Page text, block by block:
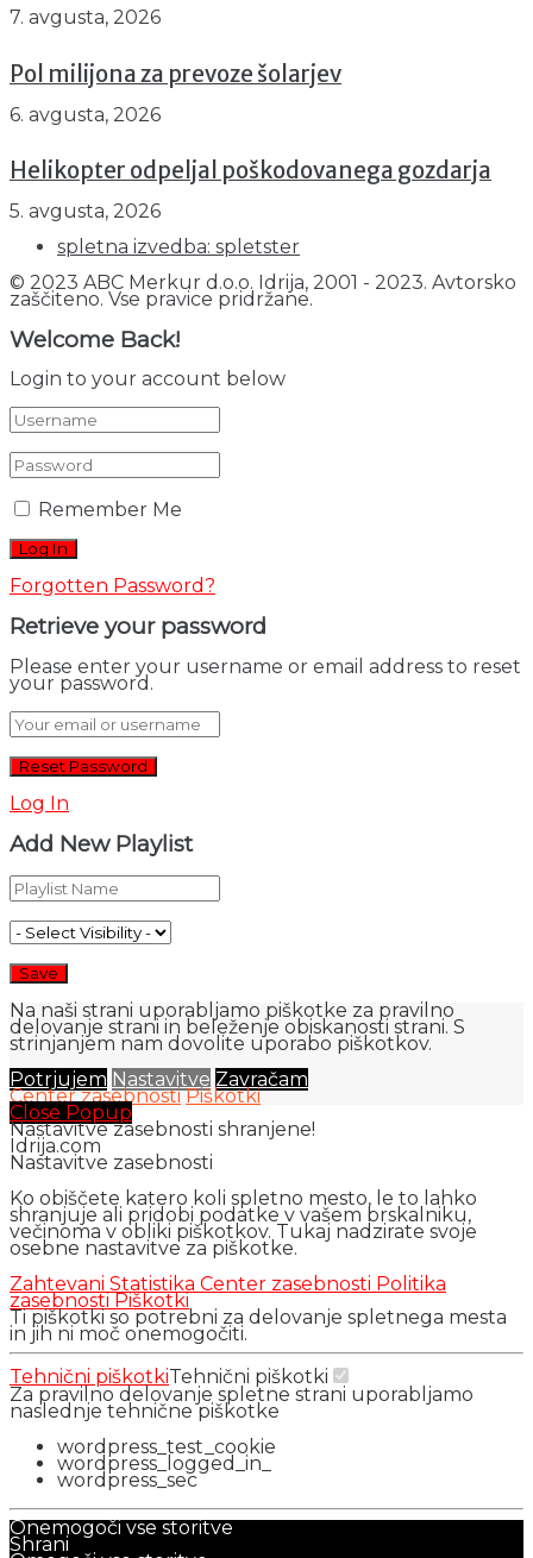
7. avgusta, 2026
Pol milijona za prevoze šolarjev
6. avgusta, 2026
Helikopter odpeljal poškodovanega gozdarja
5. avgusta, 2026
spletna izvedba: spletster
© 2023 ABC Merkur d.o.o. Idrija, 2001 - 2023. Avtorsko
zaščiteno. Vse pravice pridržane.
Welcome Back!
Login to your account below
Remember Me
Forgotten Password?
Retrieve your password
Please enter your username or email address to reset
your password.
Log In
Add New Playlist
Na naši strani uporabljamo piškotke za pravilno
delovanje strani in beleženje obiskanosti strani. S
strinjanjem nam dovolite uporabo piškotkov.
Potrjujem Nastavitve Zavračam
Center zasebnosti Piškotki
Close Popup
Nastavitve zasebnosti shranjene!
Idrija.com
Nastavitve zasebnosti
Ko obiščete katero koli spletno mesto, le to lahko
shranjuje ali pridobi podatke v vašem brskalniku,
večinoma v obliki piškotkov. Tukaj nadzirate svoje
osebne nastavitve za piškotke.
Zahtevani Statistika Center zasebnosti Politika
zasebnosti Piškotki
Ti piškotki so potrebni za delovanje spletnega mesta
in jih ni moč onemogočiti.
Tehnični piškotkiTehnični piškotki
Za pravilno delovanje spletne strani uporabljamo
naslednje tehnične piškotke
wordpress_test_cookie
wordpress_logged_in_
wordpress_sec
Onemogoči vse storitve
Shrani